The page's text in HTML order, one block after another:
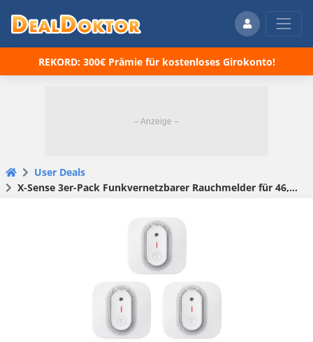
REKORD: 300€ Prämie für kostenloses Girokonto!
User Deals
X-Sense 3er-Pack Funkvernetzbarer Rauchmelder für 46,74€